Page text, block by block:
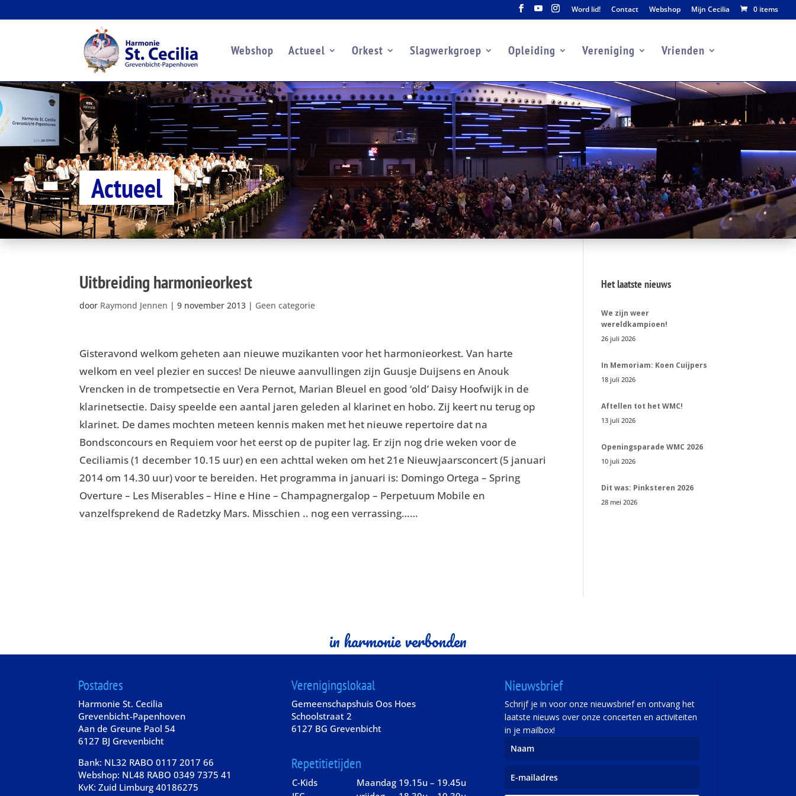
Word lid! Contact Webshop Mijn Cecilia 0 items
Webshop Actueel Orkest Slagwerkgroep Opleiding Vereniging Vrienden
Actueel
Uitbreiding harmonieorkest
door Raymond Jennen |9 november 2013 | Geen categorie
Gisteravond welkom geheten aan nieuwe muzikanten voor het harmonieorkest. Van harte
welkom en veel plezier en succes! De nieuwe aanvullingen zijn Guusje Duijsens en Anouk
Vrencken in de trompetsectie en Vera Pernot, Marian Bleuel en good ‘old’ Daisy Hoofwijk in de
klarinetsectie. Daisy speelde een aantal jaren geleden al klarinet en hobo. Zij keert nu terug op
klarinet. De dames mochten meteen kennis maken met het nieuwe repertoire dat na
Bondsconcours en Requiem voor het eerst op de pupiter lag. Er zijn nog drie weken voor de
Ceciliamis (1 december 10.15 uur) en een achttal weken om het 21e Nieuwjaarsconcert (5 januari
2014 om 14.30 uur) voor te bereiden. Het programma in januari is: Domingo Ortega – Spring
Overture – Les Miserables – Hine e Hine – Champagnergalop – Perpetuum Mobile en
vanzelfsprekend de Radetzky Mars. Misschien .. nog een verrassing……
Het laatste nieuws
We zijn weer
wereldkampioen!
26 juli 2026
In Memoriam: Koen Cuijpers
18 juli 2026
Aftellen tot het WMC!
13 juli 2026
Openingsparade WMC 2026
10 juli 2026
Dit was: Pinksteren 2026
28 mei 2026
in harmonie verbonden
Postadres
Harmonie St. Cecilia
Grevenbicht-Papenhoven
Aan de Greune Paol 54
6127 BJ Grevenbicht
Bank: NL32 RABO 0117 2017 66
Webshop: NL48 RABO 0349 7375 41
KvK: Zuid Limburg 40186275
Verenigingslokaal
Gemeenschapshuis Oos Hoes
Schoolstraat 2
6127 BG Grevenbicht
Repetitietijden
C-Kids Maandag 19.15u – 19.45u
Nieuwsbrief
Schrijf je in voor onze nieuwsbrief en ontvang het
laatste nieuws over onze concerten en activiteiten
in je mailbox!